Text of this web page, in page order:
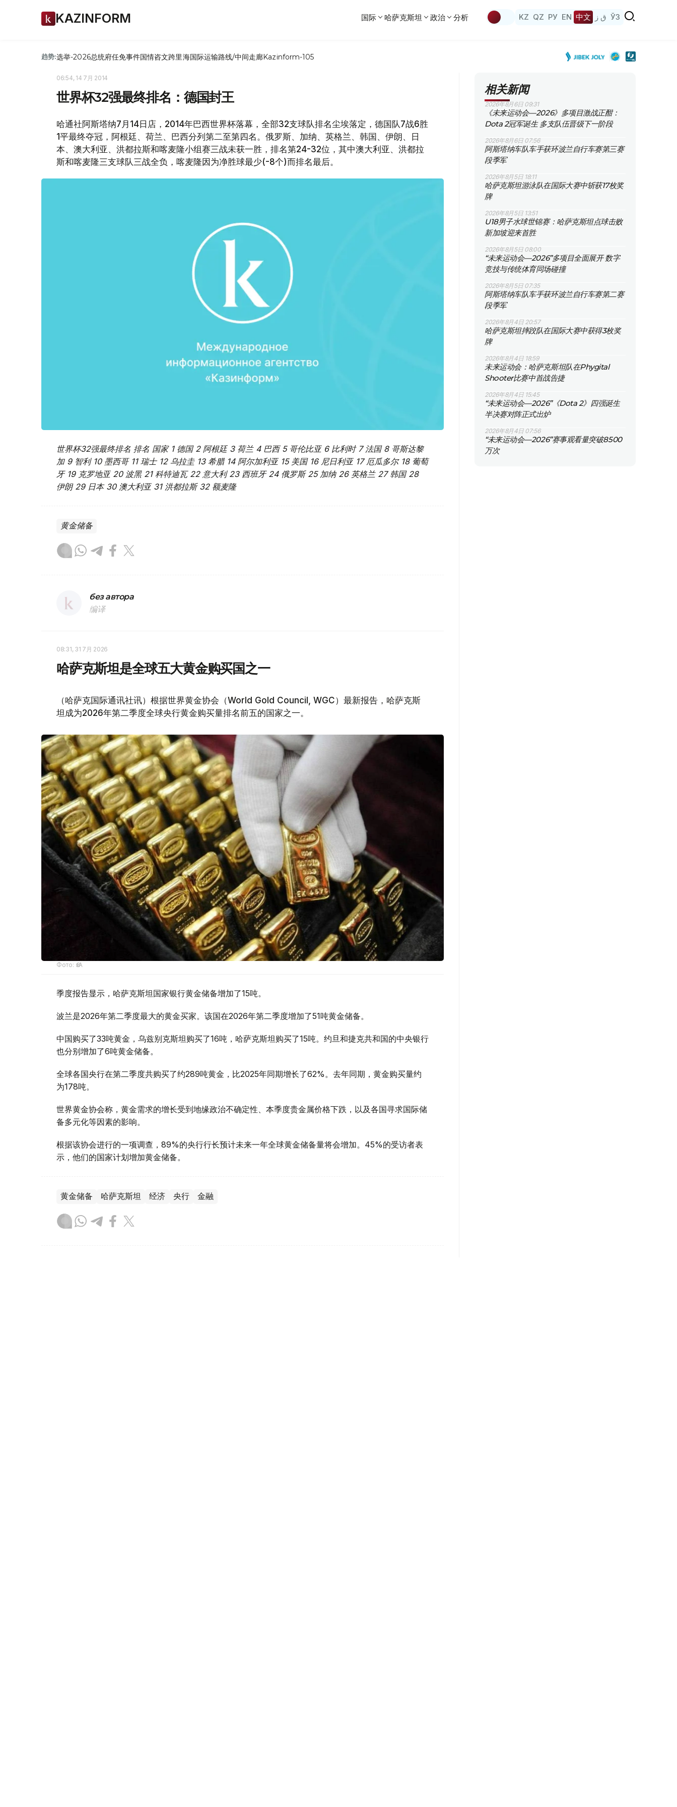
KAZINFORM 国际 哈萨克斯坦 政治 分析 KZ QZ РУ EN 中文 ق ز ЎЗ
趋势:选举-2026总统府任免事件国情咨文跨里海国际运输路线/中间走廊Kazinform-105
06:54, 14 7月 2014
世界杯32强最终排名：德国封王
哈通社阿斯塔纳7月14日店，2014年巴西世界杯落幕，全部32支球队排名尘埃落定，德国队7战6胜
1平最终夺冠，阿根廷、荷兰、巴西分列第二至第四名。俄罗斯、加纳、英格兰、韩国、伊朗、日
本、澳大利亚、洪都拉斯和喀麦隆小组赛三战未获一胜，排名第24-32位，其中澳大利亚、洪都拉
斯和喀麦隆三支球队三战全负，喀麦隆因为净胜球最少(-8个)而排名最后。
世界杯32强最终排名 排名 国家 1 德国 2 阿根廷 3 荷兰 4 巴西 5 哥伦比亚 6 比利时 7 法国 8 哥斯达黎
加 9 智利 10 墨西哥 11 瑞士 12 乌拉圭 13 希腊 14 阿尔加利亚 15 美国 16 尼日利亚 17 厄瓜多尔 18 葡萄
牙 19 克罗地亚 20 波黑 21 科特迪瓦 22 意大利 23 西班牙 24 俄罗斯 25 加纳 26 英格兰 27 韩国 28
伊朗 29 日本 30 澳大利亚 31 洪都拉斯 32 额麦隆
黄金储备
без автора
编译
08:31, 31 7月 2026
哈萨克斯坦是全球五大黄金购买国之一
（哈萨克国际通讯社讯）根据世界黄金协会（World Gold Council, WGC）最新报告，哈萨克斯
坦成为2026年第二季度全球央行黄金购买量排名前五的国家之一。
Фото: ӨзА
季度报告显示，哈萨克斯坦国家银行黄金储备增加了15吨。
波兰是2026年第二季度最大的黄金买家。该国在2026年第二季度增加了51吨黄金储备。
中国购买了33吨黄金，乌兹别克斯坦购买了16吨，哈萨克斯坦购买了15吨。约旦和捷克共和国的中央银行
也分别增加了6吨黄金储备。
全球各国央行在第二季度共购买了约289吨黄金，比2025年同期增长了62%。去年同期，黄金购买量约
为178吨。
世界黄金协会称，黄金需求的增长受到地缘政治不确定性、本季度贵金属价格下跌，以及各国寻求国际储
备多元化等因素的影响。
根据该协会进行的一项调查，89%的央行行长预计未来一年全球黄金储备量将会增加。45%的受访者表
示，他们的国家计划增加黄金储备。
黄金储备 哈萨克斯坦 经济 央行 金融
相关新闻
2026年8月6日 09:31
《未来运动会—2026》多项目激战正酣：
Dota 2冠军诞生 多支队伍晋级下一阶段
2026年8月6日 07:56
阿斯塔纳车队车手获环波兰自行车赛第三赛
段季军
2026年8月5日 18:11
哈萨克斯坦游泳队在国际大赛中斩获17枚奖
牌
2026年8月5日 13:51
U18男子水球世锦赛：哈萨克斯坦点球击败
新加坡迎来首胜
2026年8月5日 08:00
“未来运动会—2026”多项目全面展开 数字
竞技与传统体育同场碰撞
2026年8月5日 07:35
阿斯塔纳车队车手获环波兰自行车赛第二赛
段季军
2026年8月4日 20:57
哈萨克斯坦摔跤队在国际大赛中获得3枚奖
牌
2026年8月4日 18:59
未来运动会：哈萨克斯坦队在Phygital
Shooter比赛中首战告捷
2026年8月4日 15:45
“未来运动会—2026”《Dota 2》四强诞生
半决赛对阵正式出炉
2026年8月4日 07:56
“未来运动会—2026”赛事观看量突破8500
万次